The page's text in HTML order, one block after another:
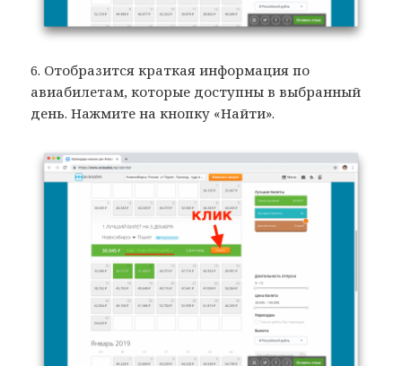
6. Отобразится краткая информация по
авиабилетам, которые доступны в выбранный
день. Нажмите на кнопку «Найти».